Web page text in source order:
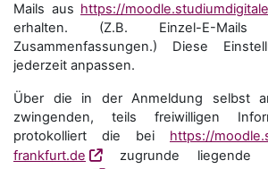
Mails aus https://
erhalten. (Z.B. Einzel-E-
Zusammenfassungen.) Diese
jederzeit anpassen.
Über die in der Anmeldung selbst
zwingenden, teils freiwilligen
protokolliert die bei https://
frankfurt.de
zugrunde liegende